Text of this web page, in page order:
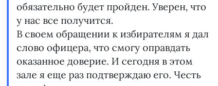
обязательно будет пройден. Уверен, что
у нас все получится.
В своем обращении к избирателям я дал
слово офицера, что смогу оправдать
оказанное доверие. И сегодня в этом
зале я еще раз подтверждаю его. Честь